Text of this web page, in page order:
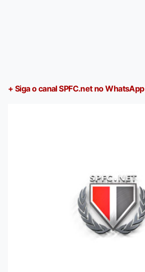
+ Siga o canal SPFC.net no WhatsApp